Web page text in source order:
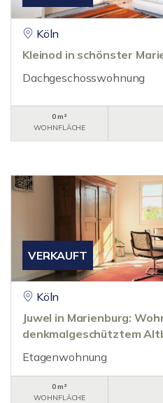
Köln
Kleinod in schönster
Dachgeschosswohnung
0 m²
WOHNFLÄCHE
VERKAUFT
Köln
Juwel in Marienburg:
denkmalgeschütztem
Etagenwohnung
0 m²
WOHNFLÄCHE